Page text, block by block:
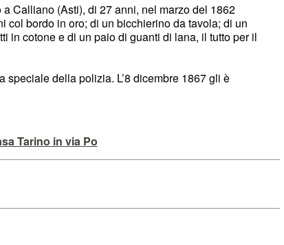
Calliano (Asti), di 27 anni, nel marzo del 1862
col bordo in oro; di un bicchierino da tavola; di un
in cotone e di un paio di guanti di lana, il tutto per il
speciale della polizia. L’8 dicembre 1867 gli è
Tarino in via Po